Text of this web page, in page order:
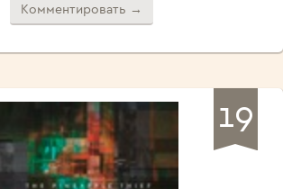
Комментировать →
19